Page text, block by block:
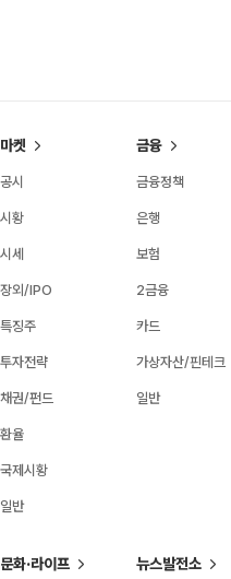
마켓
공시
시황
시세
장외/IPO
특징주
투자전략
채권/펀드
환율
국제시황
일반
금융
금융정책
은행
보험
2금융
카드
가상자산/핀테크
일반
문화·라이프 뉴스발전소